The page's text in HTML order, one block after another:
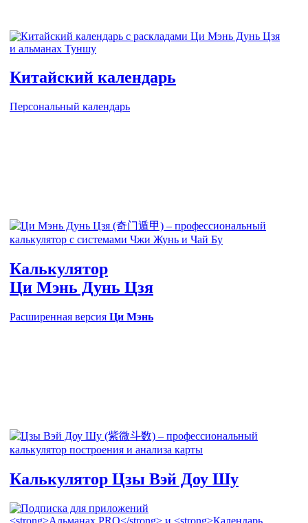
Китайский календарь
Персональный календарь
Калькулятор
Ци Мэнь Дунь Цзя
Расширенная версия Ци Мэнь
Калькулятор Цзы Вэй Доу Шу